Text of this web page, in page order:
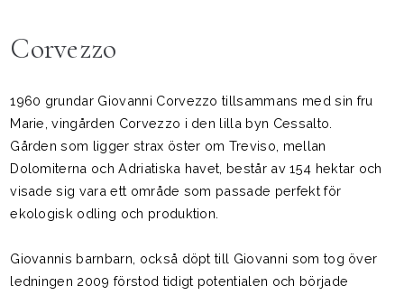
Corvezzo
1960 grundar Giovanni Corvezzo tillsammans med sin fru
Marie, vingården Corvezzo i den lilla byn Cessalto.
Gården som ligger strax öster om Treviso, mellan
Dolomiterna och Adriatiska havet, består av 154 hektar och
visade sig vara ett område som passade perfekt för
ekologisk odling och produktion.
Giovannis barnbarn, också döpt till Giovanni som tog över
ledningen 2009 förstod tidigt potentialen och började